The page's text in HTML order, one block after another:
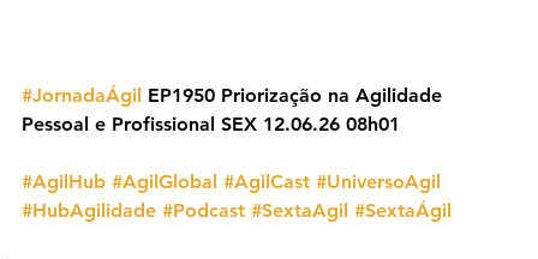
#JornadaÁgil EP1950 Priorização na Agilidade
Pessoal e Profissional SEX 12.06.26 08h01
#AgilHub #AgilGlobal #AgilCast #UniversoAgil
#HubAgilidade #Podcast #SextaAgil #SextaÁgil